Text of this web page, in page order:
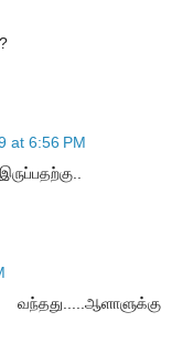
at 6:56 PM